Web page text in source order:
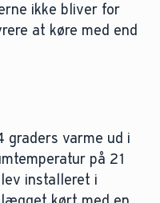
ikke bliver for
at køre med end
graders varme ud i
på 21
installeret i